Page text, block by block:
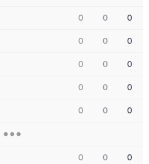
0 0 0
0 0 0
0 0 0
0 0 0
0 0 0
0 0 0